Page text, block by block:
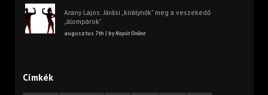
Arany Lajos: Járási „királynők” meg a veszekedő
„álompárok”
augusztus 7th | byNapút Online
Címkék